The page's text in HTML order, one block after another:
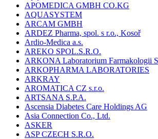
APOMEDICA GMBH CO.KG
AQUASYSTEM
ARCAM GMBH
ARDEZ Pharma, spol. s r.o., Kosoř
Ardio-Medica a.s.
AREKO SPOL.S.R.O.
ARKONA Laboratorium Farmakologii
ARKOPHARMA LABORATORIES
ARKRAY
AROMATICA CZ s.r.o.
ARTSANA S.P.A.
Ascensia Diabetes Care Holdings AG
Asia Connection Co., Ltd.
ASKER
ASP CZECH S.R.O.